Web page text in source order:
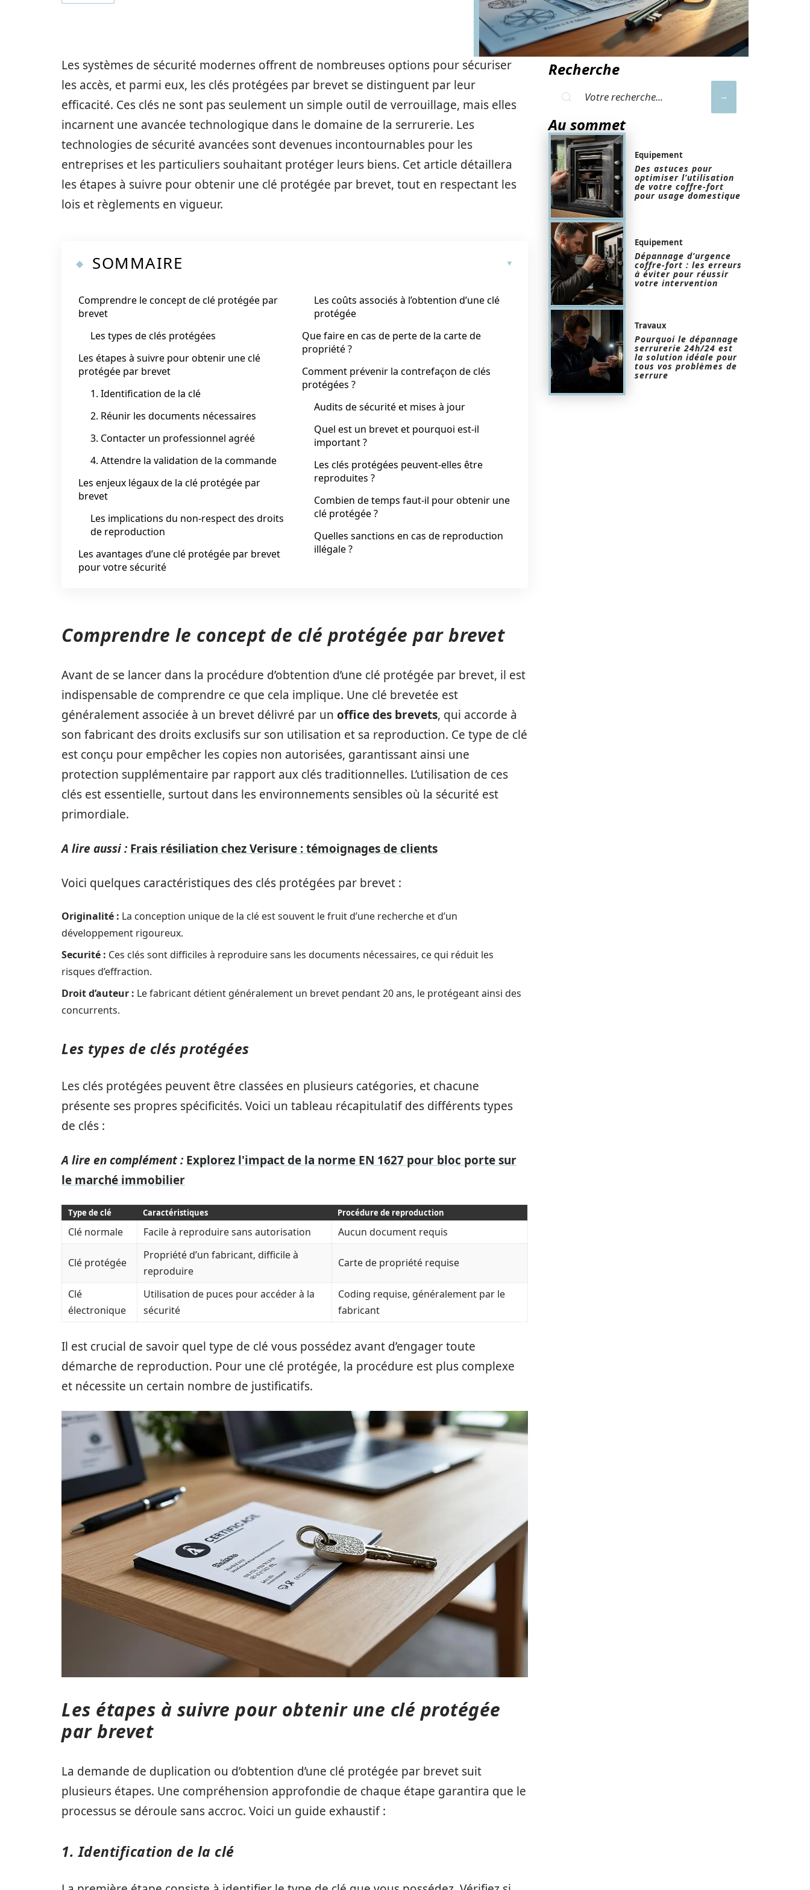
Les systèmes de sécurité modernes offrent de nombreuses options pour sécuriser
les accès, et parmi eux, les clés protégées par brevet se distinguent par leur
efficacité. Ces clés ne sont pas seulement un simple outil de verrouillage, mais elles
incarnent une avancée technologique dans le domaine de la serrurerie. Les
technologies de sécurité avancées sont devenues incontournables pour les
entreprises et les particuliers souhaitant protéger leurs biens. Cet article détaillera
les étapes à suivre pour obtenir une clé protégée par brevet, tout en respectant les
lois et règlements en vigueur.
SOMMAIRE
Comprendre le concept de clé protégée par
brevet
Les types de clés protégées
Les étapes à suivre pour obtenir une clé
protégée par brevet
1. Identification de la clé
2. Réunir les documents nécessaires
3. Contacter un professionnel agréé
4. Attendre la validation de la commande
Les enjeux légaux de la clé protégée par
brevet
Les implications du non-respect des droits
de reproduction
Les avantages d’une clé protégée par brevet
pour votre sécurité
Les coûts associés à l’obtention d’une clé
protégée
Que faire en cas de perte de la carte de
propriété ?
Comment prévenir la contrefaçon de clés
protégées ?
Audits de sécurité et mises à jour
Quel est un brevet et pourquoi est-il
important ?
Les clés protégées peuvent-elles être
reproduites ?
Combien de temps faut-il pour obtenir une
clé protégée ?
Quelles sanctions en cas de reproduction
illégale ?
Comprendre le concept de clé protégée par brevet
Avant de se lancer dans la procédure d’obtention d’une clé protégée par brevet, il est
indispensable de comprendre ce que cela implique. Une clé brevetée est
généralement associée à un brevet délivré par un office des brevets, qui accorde à
son fabricant des droits exclusifs sur son utilisation et sa reproduction. Ce type de clé
est conçu pour empêcher les copies non autorisées, garantissant ainsi une
protection supplémentaire par rapport aux clés traditionnelles. L’utilisation de ces
clés est essentielle, surtout dans les environnements sensibles où la sécurité est
primordiale.
A lire aussi : Frais résiliation chez Verisure : témoignages de clients
Voici quelques caractéristiques des clés protégées par brevet :
Originalité : La conception unique de la clé est souvent le fruit d’une recherche et d’un
développement rigoureux.
Securité : Ces clés sont difficiles à reproduire sans les documents nécessaires, ce qui réduit les
risques d’effraction.
Droit d’auteur : Le fabricant détient généralement un brevet pendant 20 ans, le protégeant ainsi des
concurrents.
Les types de clés protégées
Les clés protégées peuvent être classées en plusieurs catégories, et chacune
présente ses propres spécificités. Voici un tableau récapitulatif des différents types
de clés :
A lire en complément : Explorez l'impact de la norme EN 1627 pour bloc porte sur
le marché immobilier
Type de clé Caractéristiques Procédure de reproduction
Clé normale Facile à reproduire sans autorisation Aucun document requis
Clé protégée
Propriété d’un fabricant, difficile à
reproduire
Carte de propriété requise
Clé
électronique
Utilisation de puces pour accéder à la
sécurité
Coding requise, généralement par le
fabricant
Il est crucial de savoir quel type de clé vous possédez avant d’engager toute
démarche de reproduction. Pour une clé protégée, la procédure est plus complexe
et nécessite un certain nombre de justificatifs.
Les étapes à suivre pour obtenir une clé protégée
par brevet
La demande de duplication ou d’obtention d’une clé protégée par brevet suit
plusieurs étapes. Une compréhension approfondie de chaque étape garantira que le
processus se déroule sans accroc. Voici un guide exhaustif :
1. Identification de la clé
Recherche
Au sommet
Equipement
Des astuces pour
optimiser l’utilisation
de votre coffre-fort
pour usage domestique
Equipement
Dépannage d’urgence
coffre-fort : les erreurs
à éviter pour réussir
votre intervention
Travaux
Pourquoi le dépannage
serrurerie 24h/24 est
la solution idéale pour
tous vos problèmes de
serrure